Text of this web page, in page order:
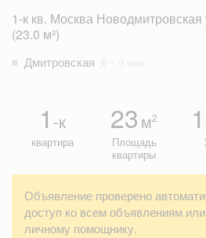
1-к кв. Москва Новодмитровская
(23.0 м²)
Дмитровская
1 -к
квартира
23 м2
Площадь
квартиры
Объявление проверено
доступ ко всем объявлениям
личному помощнику.